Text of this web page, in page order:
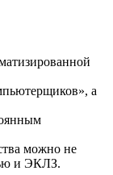
а
можно не
и ЭКЛЗ.